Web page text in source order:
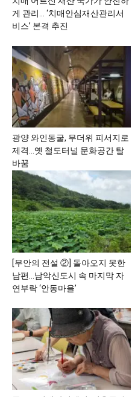
게 관리… ‘치매안심재산관리서
비스’ 본격 추진
광양 와인동굴, 무더위 피서지로
제격…옛 철도터널 문화공간 탈
바꿈
[무안의 전설 ②] 돌아오지 못한
남편…남악신도시 속 마지막 자
연부락 ‘안동마을’